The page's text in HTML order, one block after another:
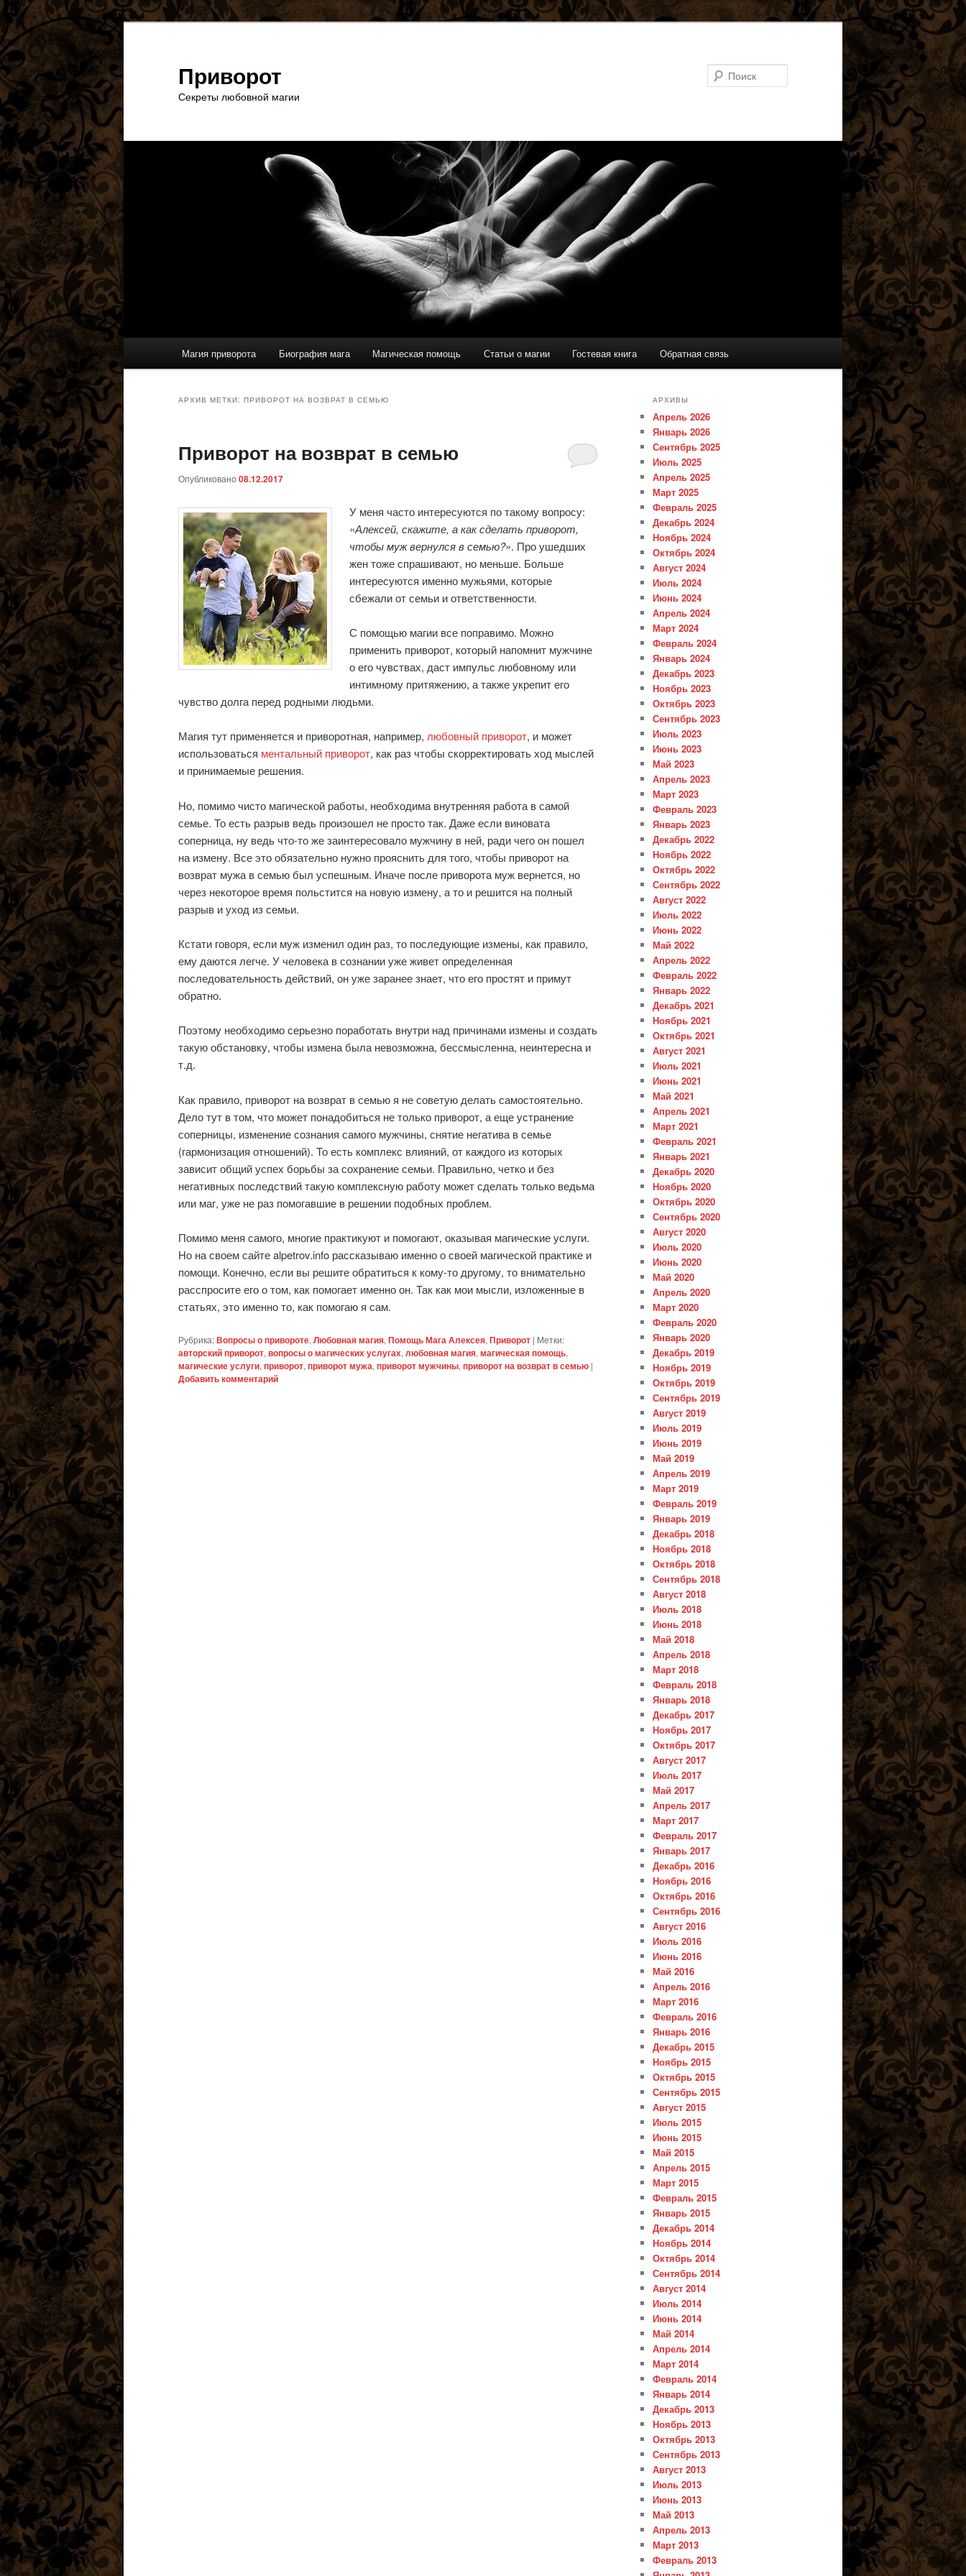
Перейти
к
основному
содержимому
Перейти
к
дополнительному
содержимому
Приворот
Секреты любовной магии
Магия приворота Биография мага Магическая помощь Статьи о магии Гостевая книга Обратная связь
АРХИВ МЕТКИ: ПРИВОРОТ НА ВОЗВРАТ В СЕМЬЮ
Приворот на возврат в семью
Опубликовано 08.12.2017
У меня часто интересуются по такому вопросу:
«Алексей, скажите, а как сделать приворот,
чтобы муж вернулся в семью?». Про ушедших
жен тоже спрашивают, но меньше. Больше
интересуются именно мужьями, которые
сбежали от семьи и ответственности.
С помощью магии все поправимо. Можно
применить приворот, который напомнит мужчине
о его чувствах, даст импульс любовному или
интимному притяжению, а также укрепит его
чувство долга перед родными людьми.
Магия тут применяется и приворотная, например, любовный приворот, и может
использоваться ментальный приворот, как раз чтобы скорректировать ход мыслей
и принимаемые решения.
Но, помимо чисто магической работы, необходима внутренняя работа в самой
семье. То есть разрыв ведь произошел не просто так. Даже если виновата
соперница, ну ведь что-то же заинтересовало мужчину в ней, ради чего он пошел
на измену. Все это обязательно нужно прояснить для того, чтобы приворот на
возврат мужа в семью был успешным. Иначе после приворота муж вернется, но
через некоторое время польстится на новую измену, а то и решится на полный
разрыв и уход из семьи.
Кстати говоря, если муж изменил один раз, то последующие измены, как правило,
ему даются легче. У человека в сознании уже живет определенная
последовательность действий, он уже заранее знает, что его простят и примут
обратно.
Поэтому необходимо серьезно поработать внутри над причинами измены и создать
такую обстановку, чтобы измена была невозможна, бессмысленна, неинтересна и
т.д.
Как правило, приворот на возврат в семью я не советую делать самостоятельно.
Дело тут в том, что может понадобиться не только приворот, а еще устранение
соперницы, изменение сознания самого мужчины, снятие негатива в семье
(гармонизация отношений). То есть комплекс влияний, от каждого из которых
зависит общий успех борьбы за сохранение семьи. Правильно, четко и без
негативных последствий такую комплексную работу может сделать только ведьма
или маг, уже не раз помогавшие в решении подобных проблем.
Помимо меня самого, многие практикуют и помогают, оказывая магические услуги.
Но на своем сайте alpetrov.info рассказываю именно о своей магической практике и
помощи. Конечно, если вы решите обратиться к кому-то другому, то внимательно
расспросите его о том, как помогает именно он. Так как мои мысли, изложенные в
статьях, это именно то, как помогаю я сам.
Рубрика:Вопросы о привороте, Любовная магия, Помощь Мага Алексея, Приворот | Метки:
авторский приворот, вопросы о магических услугах, любовная магия, магическая помощь,
магические услуги, приворот, приворот мужа, приворот мужчины, приворот на возврат в семью |
Добавить комментарий
АРХИВЫ
Апрель 2026
Январь 2026
Сентябрь 2025
Июль 2025
Апрель 2025
Март 2025
Февраль 2025
Декабрь 2024
Ноябрь 2024
Октябрь 2024
Август 2024
Июль 2024
Июнь 2024
Апрель 2024
Март 2024
Февраль 2024
Январь 2024
Декабрь 2023
Ноябрь 2023
Октябрь 2023
Сентябрь 2023
Июль 2023
Июнь 2023
Май 2023
Апрель 2023
Март 2023
Февраль 2023
Январь 2023
Декабрь 2022
Ноябрь 2022
Октябрь 2022
Сентябрь 2022
Август 2022
Июль 2022
Июнь 2022
Май 2022
Апрель 2022
Февраль 2022
Январь 2022
Декабрь 2021
Ноябрь 2021
Октябрь 2021
Август 2021
Июль 2021
Июнь 2021
Май 2021
Апрель 2021
Март 2021
Февраль 2021
Январь 2021
Декабрь 2020
Ноябрь 2020
Октябрь 2020
Сентябрь 2020
Август 2020
Июль 2020
Июнь 2020
Май 2020
Апрель 2020
Март 2020
Февраль 2020
Январь 2020
Декабрь 2019
Ноябрь 2019
Октябрь 2019
Сентябрь 2019
Август 2019
Июль 2019
Июнь 2019
Май 2019
Апрель 2019
Март 2019
Февраль 2019
Январь 2019
Декабрь 2018
Ноябрь 2018
Октябрь 2018
Сентябрь 2018
Август 2018
Июль 2018
Июнь 2018
Май 2018
Апрель 2018
Март 2018
Февраль 2018
Январь 2018
Декабрь 2017
Ноябрь 2017
Октябрь 2017
Август 2017
Июль 2017
Май 2017
Апрель 2017
Март 2017
Февраль 2017
Январь 2017
Декабрь 2016
Ноябрь 2016
Октябрь 2016
Сентябрь 2016
Август 2016
Июль 2016
Июнь 2016
Май 2016
Апрель 2016
Март 2016
Февраль 2016
Январь 2016
Декабрь 2015
Ноябрь 2015
Октябрь 2015
Сентябрь 2015
Август 2015
Июль 2015
Июнь 2015
Май 2015
Апрель 2015
Март 2015
Февраль 2015
Январь 2015
Декабрь 2014
Ноябрь 2014
Октябрь 2014
Сентябрь 2014
Август 2014
Июль 2014
Июнь 2014
Май 2014
Апрель 2014
Март 2014
Февраль 2014
Январь 2014
Декабрь 2013
Ноябрь 2013
Октябрь 2013
Сентябрь 2013
Август 2013
Июль 2013
Июнь 2013
Май 2013
Апрель 2013
Март 2013
Февраль 2013